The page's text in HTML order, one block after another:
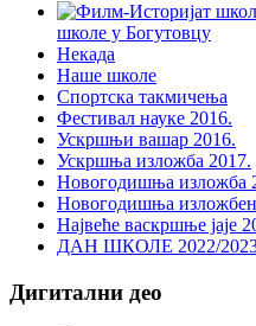
школе у Богутовцу
Некада
Наше школе
Спортска такмичења
Фестивал науке 2016.
Ускршњи вашар 2016.
Ускршња изложба 2017.
Новогодишња изложба
Новогодишња
Највеће васкршње јаје
ДАН ШКОЛЕ 2022/
Дигитални део